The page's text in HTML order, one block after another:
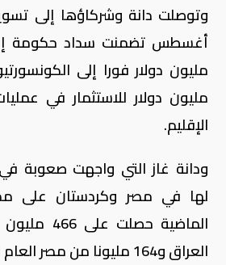
وتوصلت دانة وشركاؤها إلى
مليون دولار للاستثمار في
الإقليم.
ودانة غاز التي واجهت صعوبة
لها في مصر وكردستان على
الماضية
العراق و164 مليونا من مصر العام الماضي.